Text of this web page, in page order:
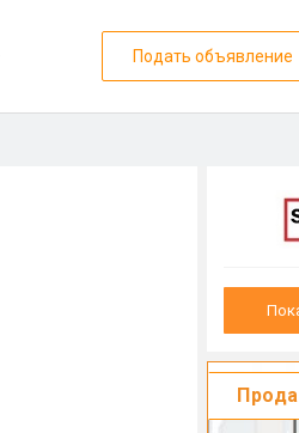
Подать объявление